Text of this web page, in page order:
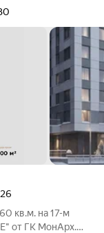
кв.м. на 17-м
от ГК МонАрх.